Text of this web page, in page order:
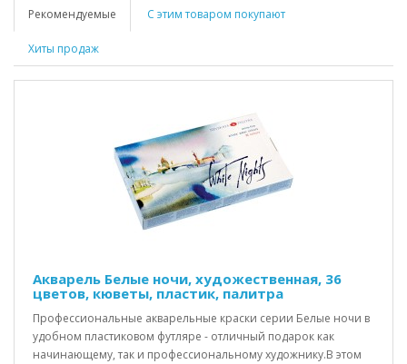
Рекомендуемые С этим товаром покупают
Хиты продаж
Акварель Белые ночи, художественная, 36
цветов, кюветы, пластик, палитра
Профессиональные акварельные краски серии Белые ночи в
удобном пластиковом футляре - отличный подарок как
начинающему, так и профессиональному художнику.В этом